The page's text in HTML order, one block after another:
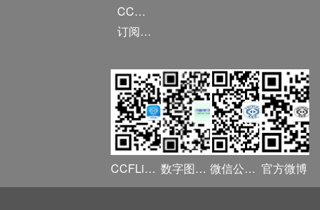
CCF DL Focus
订阅《计算》
CCFLink APP 数字图书馆 微信公众号 官方微博